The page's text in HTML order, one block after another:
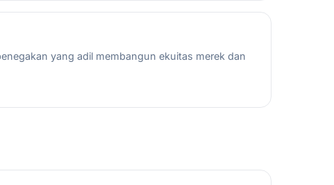
yang adil membangun ekuitas merek dan